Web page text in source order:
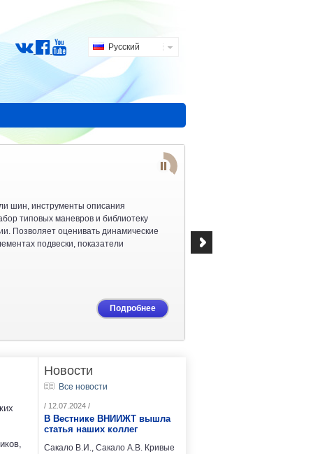
Русский
шин, инструменты описания
типовых маневров и библиотеку
Позволяет оценивать динамические
подвески, показатели
Подробнее
Новости
Все новости
/ 12.07.2024 /
В Вестнике ВНИИЖТ вышла
статья наших коллег
Сакало В.И., Сакало А.В. Кривые